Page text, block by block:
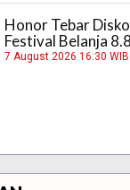
Honor Tebar
Festival Belanja 8.8
7 August 2026 16:30 WIB